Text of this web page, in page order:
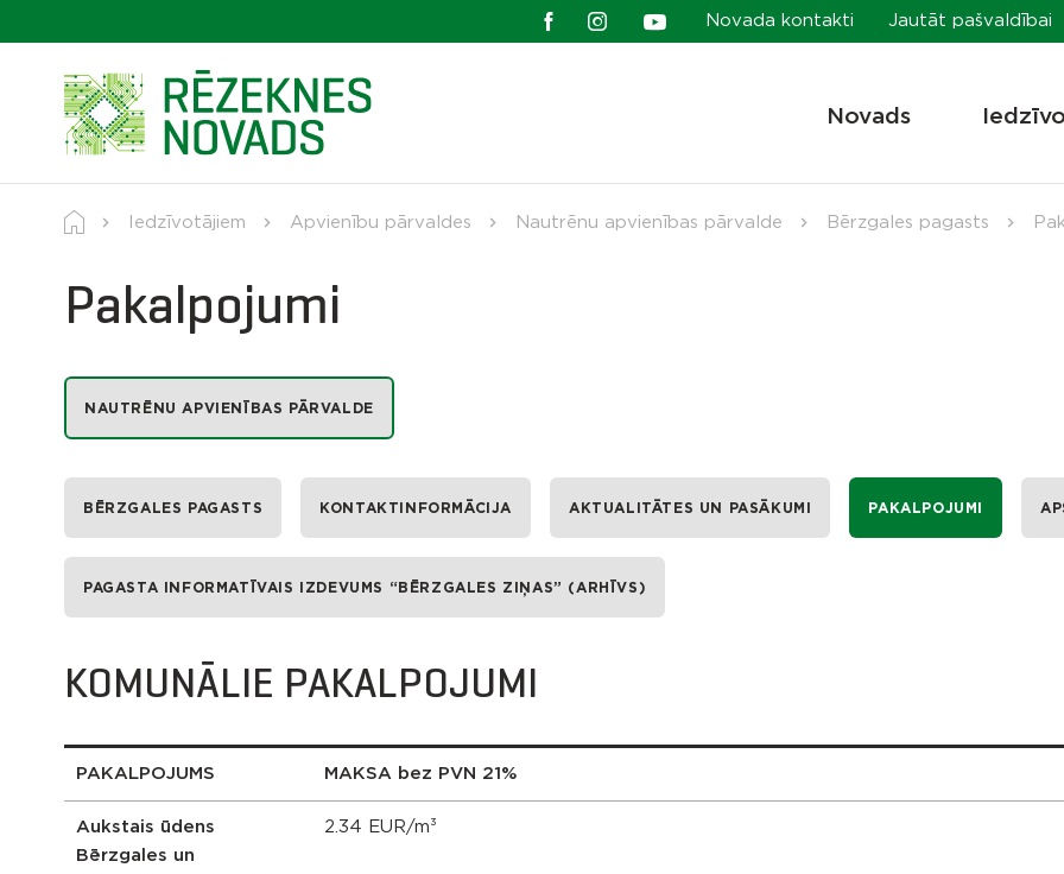
Novada kontakti Jautāt pašvaldībai
Novads
Iedzīvotājiem Apvienību pārvaldes Nautrēnu apvienības pārvalde Bērzgales pagasts
Pakalpojumi
NAUTRĒNU APVIENĪBAS PĀRVALDE
BĒRZGALES PAGASTS KONTAKTINFORMĀCIJA AKTUALITĀTES UN PASĀKUMI PAKALPOJUMI
PAGASTA INFORMATĪVAIS IZDEVUMS “BĒRZGALES ZIŅAS” (ARHĪVS)
KOMUNĀLIE PAKALPOJUMI
PAKALPOJUMS MAKSA bez PVN 21%
Aukstais ūdens
Bērzgales un
2.34 EUR/m³